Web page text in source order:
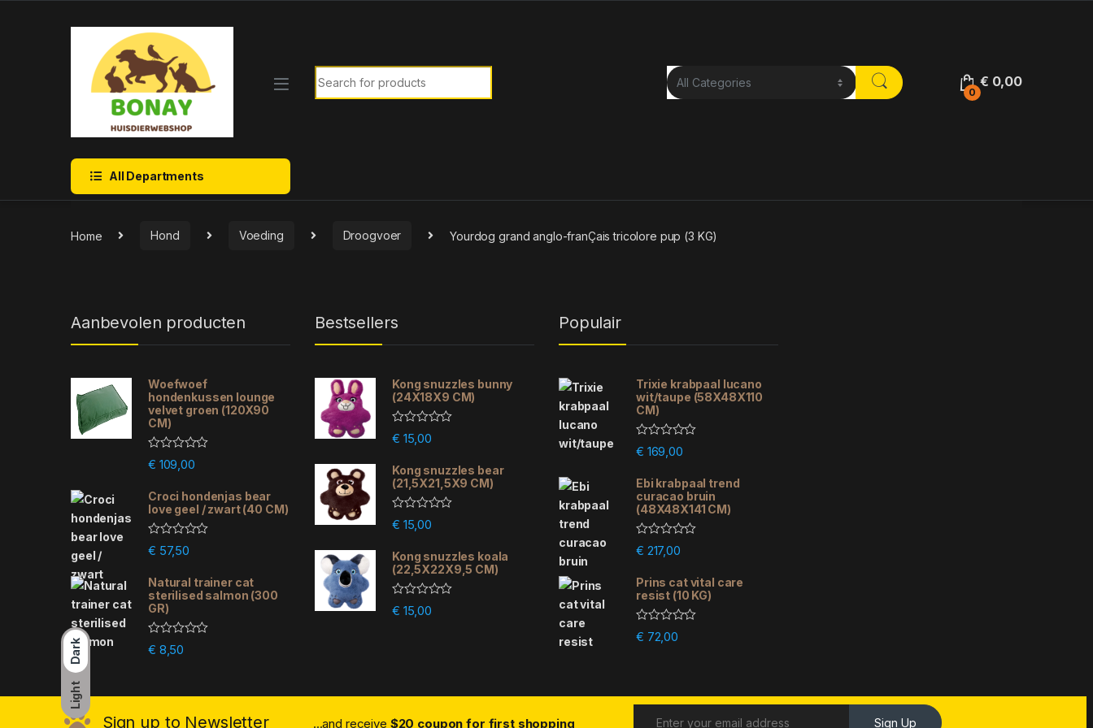
Dark
Light
Search for:
0
€ 0,00
All Departments
Home Hond Voeding Droogvoer Yourdog grand anglo-franÇais tricolore pup (3 KG)
Aanbevolen producten
Woefwoef
hondenkussen lounge
velvet groen (120X90
CM)
R
a
e
d
0
o
t
5
€ 109,00
Croci hondenjas bear
love geel / zwart (40 CM)
R
a
e
d
0
o
u
t
o
€ 57,50
Natural trainer cat
sterilised salmon (300
GR)
R
a
u
€ 8,50
Bestsellers
Kong snuzzles bunny
(24X18X9 CM)
R
a
e
d
0
o
t
5
€ 15,00
Kong snuzzles bear
(21,5X21,5X9 CM)
R
a
e
d
0
o
t
€ 15,00
Kong snuzzles koala
(22,5X22X9,5 CM)
R
a
t
f
€ 15,00
Populair
Trixie krabpaal lucano
wit/taupe (58X48X110
CM)
R
a
e
d
0
o
u
t
o
€ 169,00
Ebi krabpaal trend
curacao bruin
(48X48X141 CM)
R
a
e
d
0
o
t
€ 217,00
Prins cat vital care
resist (10 KG)
R
a
o
€ 72,00
Sign up to Newsletter ...and receive $20 coupon for first shopping Sign Up